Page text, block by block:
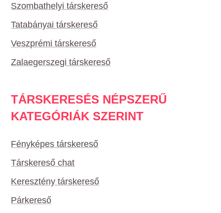
Szombathelyi társkereső
Tatabányai társkereső
Veszprémi társkereső
Zalaegerszegi társkereső
TÁRSKERESÉS NÉPSZERŰ
KATEGÓRIÁK SZERINT
Fényképes társkereső
Társkereső chat
Keresztény társkereső
Párkereső